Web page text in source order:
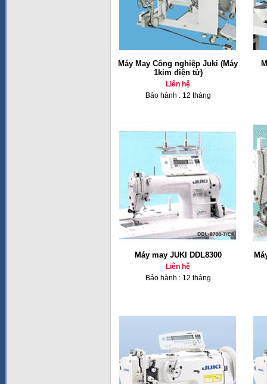
Máy May Công nghiệp Juki (Máy
1kim điện tử)
Liên hệ
Bảo hành : 12 tháng
Máy may JUKI DDL8300
Liên hệ
Bảo hành : 12 tháng